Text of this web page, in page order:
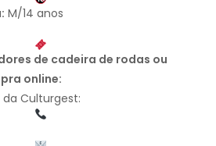
M/14 anos
de cadeira de rodas ou
online:
Culturgest: